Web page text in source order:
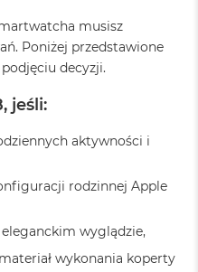
musisz
Poniżej przedstawione
decyzji.
jeśli:
aktywności i
rodzinnej Apple
wyglądzie,
wykonania koperty